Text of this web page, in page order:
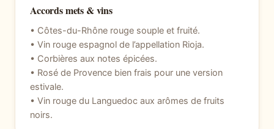
Accords mets & vins
• Côtes-du-Rhône rouge souple et fruité.
• Vin rouge espagnol de l’appellation Rioja.
• Corbières aux notes épicées.
• Rosé de Provence bien frais pour une version
estivale.
• Vin rouge du Languedoc aux arômes de fruits
noirs.